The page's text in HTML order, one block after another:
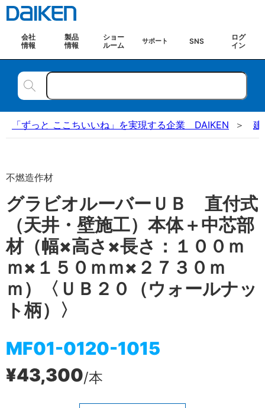
会社
情報
製品
情報
ショー
ルーム
サポート SNS
ログ
イン
「ずっと ここちいいね」を実現する企業 DAIKEN 建
不燃造作材
グラビオルーバーＵＢ 直付式
（天井・壁施工）本体＋中芯部
材（幅×高さ×長さ：１００ｍ
ｍ×１５０ｍｍ×２７３０ｍ
ｍ）〈ＵＢ２０（ウォールナッ
ト柄）〉
MF01-0120-1015
¥43,300/本